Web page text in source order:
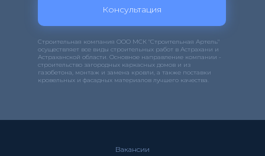
Строительная компания ООО МСК "Строительная Артель"
осуществляет все виды строительных работ в Астрахани и
Астраханской области. Основное направление компании -
строительство загородных каркасных домов и из
газобетона, монтаж и замена кровли, а также поставки
кровельных и фасадных материалов лучшего качества.
Консультация
Вакансии